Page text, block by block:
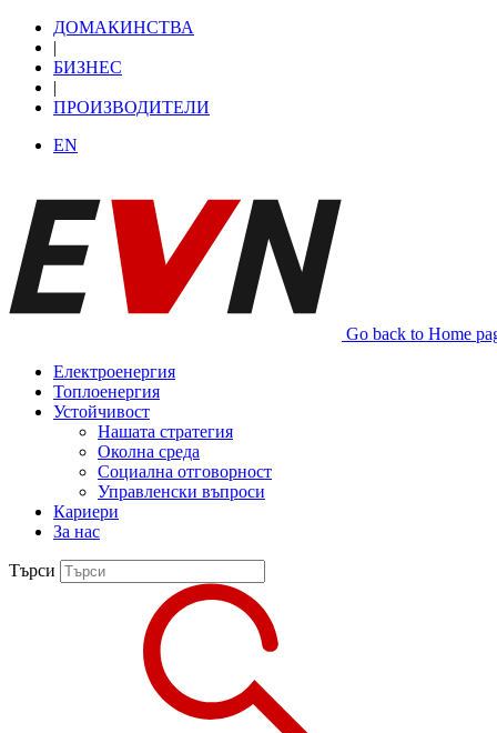
ДОМАКИНСТВА
|
БИЗНЕС
|
ПРОИЗВОДИТЕЛИ
EN
Go back to Home
Електроенергия
Топлоенергия
Устойчивост
Нашата стратегия
Околна среда
Социална отговорност
Управленски въпроси
Кариери
За нас
Търси